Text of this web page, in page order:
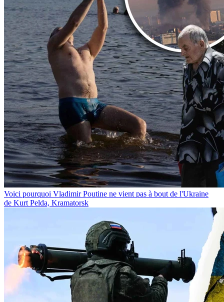
Voici pourquoi Vladimir Poutine ne vient pas à bout de l'Ukraine
de Kurt Pelda, Kramatorsk